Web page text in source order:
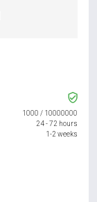
1000 / 10000000
24 - 72 hours
1-2 weeks